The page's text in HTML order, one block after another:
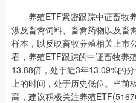
养殖ETF紧密跟踪中证畜牧
涉及畜禽饲料、畜禽药物以及畜
样本，以反映畜牧养殖相关上市
看，养殖ETF跟踪的中证畜牧养
13.88倍，处于近3年13.09%的
上的时间，处于历史低位。当
高，建议积极关注养殖